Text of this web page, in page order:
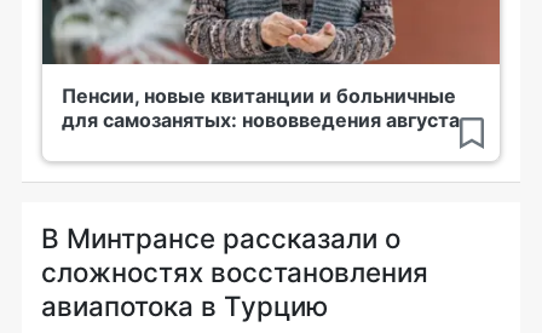
Пенсии, новые квитанции и больничные
для самозанятых: нововведения августа
В Минтрансе рассказали о
сложностях восстановления
авиапотока в Турцию